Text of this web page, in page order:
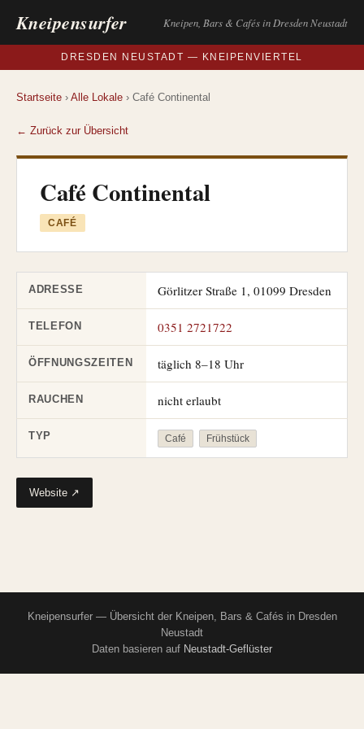
Kneipensurfer Kneipen, Bars & Cafés in Dresden Neustadt
DRESDEN NEUSTADT — KNEIPENVIERTEL
Startseite › Alle Lokale › Café Continental
← Zurück zur Übersicht
Café Continental
CAFÉ
ADRESSE Görlitzer Straße 1, 01099 Dresden
TELEFON 0351 2721722
ÖFFNUNGSZEITEN täglich 8–18 Uhr
RAUCHEN nicht erlaubt
TYP Café Frühstück
Website ↗
Kneipensurfer — Übersicht der Kneipen, Bars & Cafés in Dresden
Neustadt
Daten basieren auf Neustadt-Geflüster